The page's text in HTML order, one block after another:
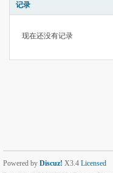
记录
现在还没有记录
Powered by Discuz! X3.4 Licensed